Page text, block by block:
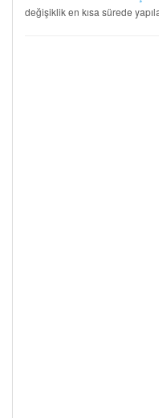
değişiklik en kısa sürede